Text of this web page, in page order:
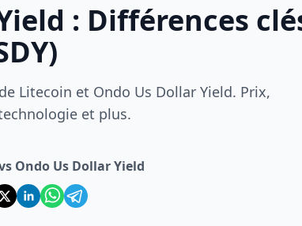
: Différences
)
Litecoin et Ondo Us Dollar Yield. Prix,
et plus.
Ondo Us Dollar Yield